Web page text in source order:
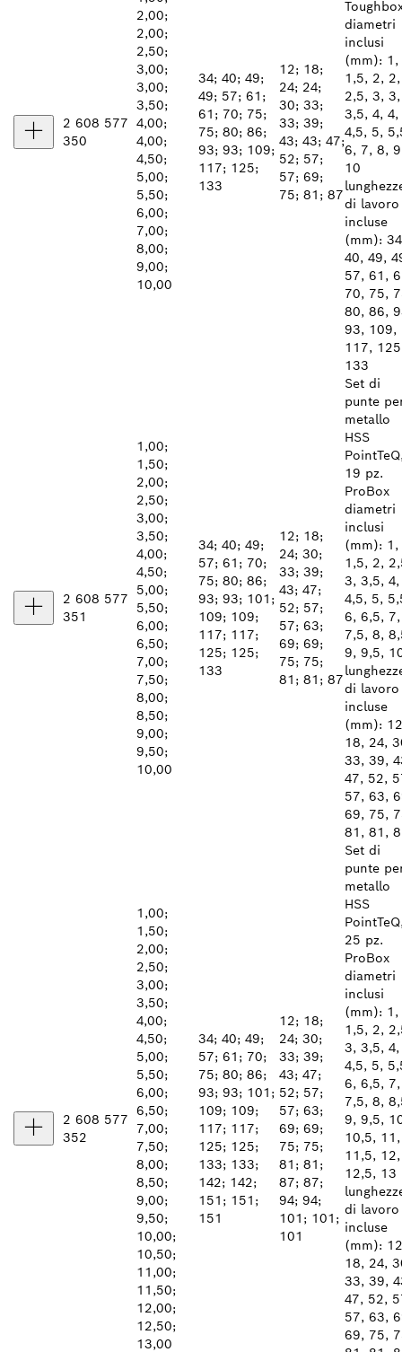
2 608 577
350
2,00;
2,00;
2,50;
3,00;
3,00;
3,50;
4,00;
4,00;
4,50;
5,00;
5,50;
6,00;
7,00;
8,00;
9,00;
10,00
34; 40; 49;
49; 57; 61;
61; 70; 75;
75; 80; 86;
93; 93; 109;
117; 125;
133
12; 18;
24; 24;
30; 33;
33; 39;
43; 43; 47;
52; 57;
57; 69;
75; 81; 87
diametri
inclusi
(mm): 1,
1,5, 2, 2,
2,5, 3, 3,
3,5, 4, 4,
4,5, 5,
6, 7, 8,
10
di lavoro
incluse
(mm):
40, 49,
57, 61,
70, 75,
80, 86,
93, 109,
117,
133
2 608 577
351
1,00;
1,50;
2,00;
2,50;
3,00;
3,50;
4,00;
4,50;
5,00;
5,50;
6,00;
6,50;
7,00;
7,50;
8,00;
8,50;
9,00;
9,50;
10,00
34; 40; 49;
57; 61; 70;
75; 80; 86;
93; 93; 101;
109; 109;
117; 117;
125; 125;
133
12; 18;
24; 30;
33; 39;
43; 47;
52; 57;
57; 63;
69; 69;
75; 75;
81; 81; 87
Set di
punte
metallo
HSS
19 pz.
ProBox
diametri
inclusi
(mm): 1,
1,5, 2,
3, 3,5, 4,
4,5, 5,
6, 6,5, 7,
7,5, 8,
9, 9,5,
di lavoro
incluse
(mm):
18, 24,
33, 39,
47, 52,
57, 63,
69, 75,
81, 81,
2 608 577
352
1,00;
1,50;
2,00;
2,50;
3,00;
3,50;
4,00;
4,50;
5,00;
5,50;
6,00;
6,50;
7,00;
7,50;
8,00;
8,50;
9,00;
9,50;
10,00;
10,50;
11,00;
11,50;
12,00;
12,50;
13,00
34; 40; 49;
57; 61; 70;
75; 80; 86;
93; 93; 101;
109; 109;
117; 117;
125; 125;
133; 133;
142; 142;
151; 151;
151
12; 18;
24; 30;
33; 39;
43; 47;
52; 57;
57; 63;
69; 69;
75; 75;
81; 81;
87; 87;
94; 94;
101; 101;
101
Set di
punte
metallo
HSS
25 pz.
ProBox
diametri
inclusi
(mm): 1,
1,5, 2,
3, 3,5, 4,
4,5, 5,
6, 6,5, 7,
7,5, 8,
9, 9,5,
10,5, 11,
11,5, 12,
12,5, 13
di lavoro
incluse
(mm):
18, 24,
33, 39,
47, 52,
57, 63,
69, 75,